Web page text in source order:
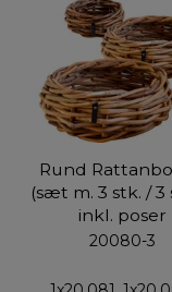
Rund
(sæt m. 3 stk. / 3
inkl. poser
20080-3